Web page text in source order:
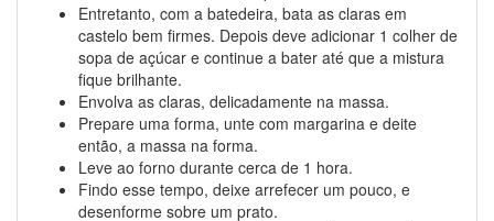
Entretanto, com a batedeira, bata as claras em
castelo bem firmes. Depois deve adicionar 1 colher de
sopa de açúcar e continue a bater até que a mistura
fique brilhante.
Envolva as claras, delicadamente na massa.
Prepare uma forma, unte com margarina e deite
então, a massa na forma.
Leve ao forno durante cerca de 1 hora.
Findo esse tempo, deixe arrefecer um pouco, e
desenforme sobre um prato.